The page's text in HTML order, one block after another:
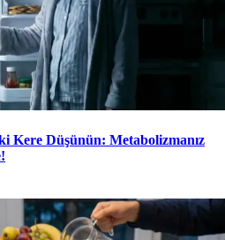
Kere Düşünün: Metabolizmanız